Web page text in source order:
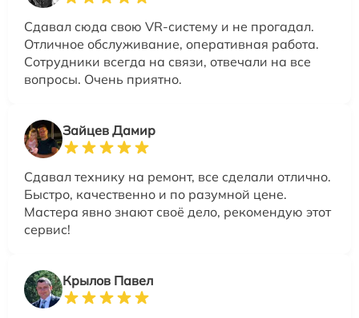
Сдавал сюда свою VR-систему и не прогадал.
Отличное обслуживание, оперативная работа.
Сотрудники всегда на связи, отвечали на все
вопросы. Очень приятно.
Зайцев Дамир
Сдавал технику на ремонт, все сделали отлично.
Быстро, качественно и по разумной цене.
Мастера явно знают своё дело, рекомендую этот
сервис!
Крылов Павел